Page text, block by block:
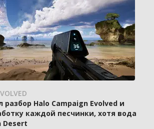
Halo Campaign Evolved и
каждой песчинки, хотя вода
Desert